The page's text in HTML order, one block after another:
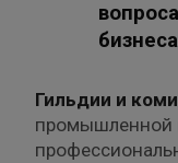
Гильдии и
промышленной